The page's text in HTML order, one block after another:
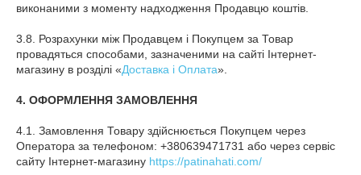
виконаними з моменту надходження Продавцю коштів.
3.8. Розрахунки між Продавцем і Покупцем за Товар
провадяться способами, зазначеними на сайті Інтернет-
магазину в розділі «Доставка і Оплата».
4. ОФОРМЛЕННЯ ЗАМОВЛЕННЯ
4.1. Замовлення Товару здійснюється Покупцем через
Оператора за телефоном: +380639471731 або через сервіс
сайту Інтернет-магазину https://patinahati.com/